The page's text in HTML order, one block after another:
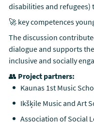
disabilities and refugees)
🚀 key competences
The discussion
dialogue and supports
inclusive and socially
👥 Project partners:
Kaunas 1st Music
Ikšķile Music and Art
Association of Social